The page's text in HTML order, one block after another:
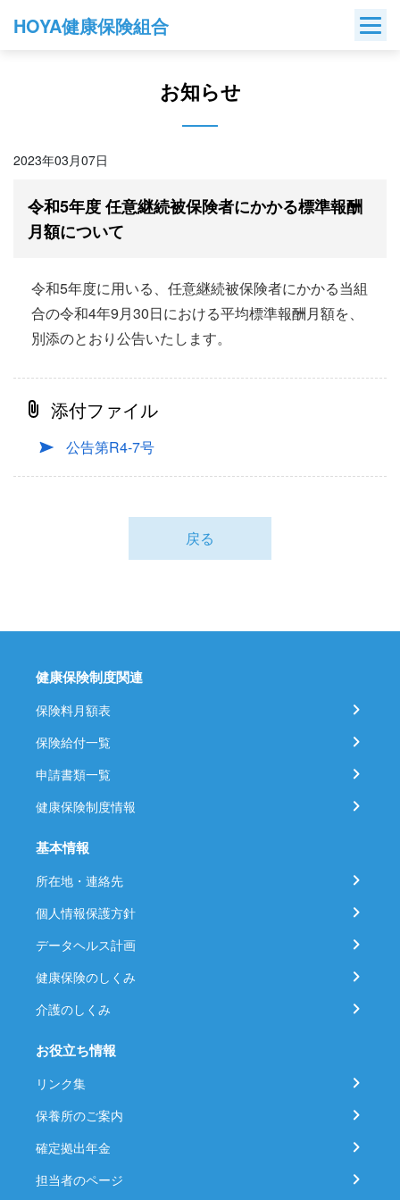
HOYA健康保険組合
お知らせ
2023年03月07日
令和5年度 任意継続被保険者にかかる標準報酬
月額について
令和5年度に用いる、任意継続被保険者にかかる当組
合の令和4年9月30日における平均標準報酬月額を、
別添のとおり公告いたします。
添付ファイル
公告第R4-7号
戻る
健康保険制度関連
保険料月額表
保険給付一覧
申請書類一覧
健康保険制度情報
基本情報
所在地・連絡先
個人情報保護方針
データヘルス計画
健康保険のしくみ
介護のしくみ
お役立ち情報
リンク集
保養所のご案内
確定拠出年金
担当者のページ